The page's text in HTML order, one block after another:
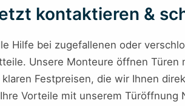
kontaktieren &
Hilfe bei zugefallenen oder
Unsere Monteure öffnen
Festpreisen, die wir Ihnen
Vorteile mit unserem